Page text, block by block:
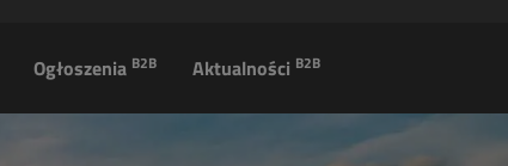
Ogłoszenia B2B Aktualności B2B